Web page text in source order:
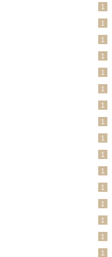
1
1
1
1
1
1
1
1
1
1
1
1
1
1
1
1